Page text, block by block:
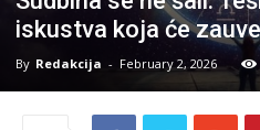
iskustva koja će
By Redakcija - February 2, 2026